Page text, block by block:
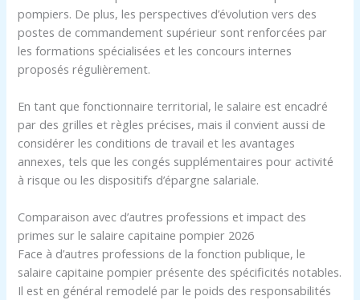
pompiers. De plus, les perspectives d’évolution vers des
postes de commandement supérieur sont renforcées par
les formations spécialisées et les concours internes
proposés régulièrement.
En tant que fonctionnaire territorial, le salaire est encadré
par des grilles et règles précises, mais il convient aussi de
considérer les conditions de travail et les avantages
annexes, tels que les congés supplémentaires pour activité
à risque ou les dispositifs d’épargne salariale.
Comparaison avec d’autres professions et impact des
primes sur le salaire capitaine pompier 2026
Face à d’autres professions de la fonction publique, le
salaire capitaine pompier présente des spécificités notables.
Il est en général remodelé par le poids des responsabilités